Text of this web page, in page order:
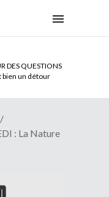
DES QUESTIONS
bien un détour
BENINOIS :
!
: La Nature